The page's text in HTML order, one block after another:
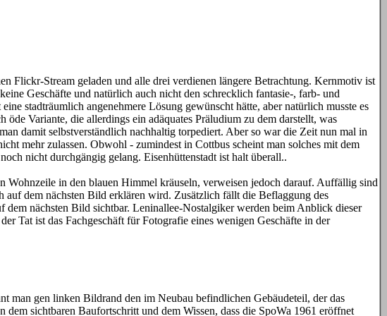
Flickr-Stream geladen und alle drei verdienen längere Betrachtung. Kernmotiv ist
Geschäfte und natürlich auch nicht den schrecklich fantasie-, farb- und
stadträumlich angenehmere Lösung gewünscht hätte, aber natürlich musste es
Variante, die allerdings ein adäquates Präludium zu dem darstellt, was
damit selbstverständlich nachhaltig torpediert. Aber so war die Zeit nun mal in
mehr zulassen. Obwohl - zumindest in Cottbus scheint man solches mit dem
nicht durchgängig gelang. Eisenhüttenstadt ist halt überall..
Wohnzeile in den blauen Himmel kräuseln, verweisen jedoch darauf. Auffällig sind
dem nächsten Bild erklären wird. Zusätzlich fällt die Beflaggung des
nächsten Bild sichtbar. Leninallee-Nostalgiker werden beim Anblick dieser
Tat ist das Fachgeschäft für Fotografie eines wenigen Geschäfte in der
man gen linken Bildrand den im Neubau befindlichen Gebäudeteil, der das
sichtbaren Baufortschritt und dem Wissen, dass die SpoWa 1961 eröffnet